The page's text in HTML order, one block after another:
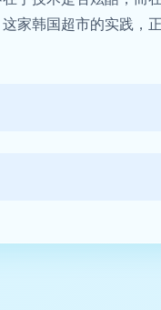
家韩国超市的实践，